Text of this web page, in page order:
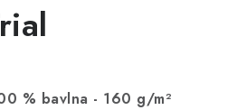
% bavlna - 160 g/m²